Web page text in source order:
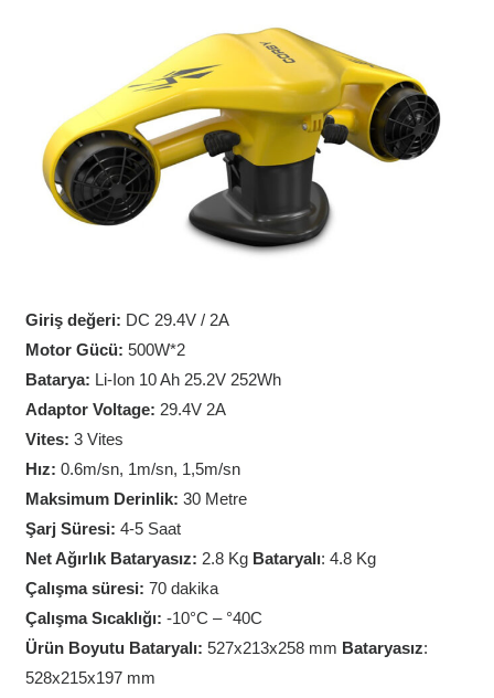
Giriş değeri: DC 29.4V / 2A
Motor Gücü: 500W*2
Batarya: Li-Ion 10 Ah 25.2V 252Wh
Adaptor Voltage: 29.4V 2A
Vites: 3 Vites
Hız: 0.6m/sn, 1m/sn, 1,5m/sn
Maksimum Derinlik: 30 Metre
Şarj Süresi: 4-5 Saat
Net Ağırlık Bataryasız: 2.8 Kg Bataryalı: 4.8 Kg
Çalışma süresi: 70 dakika
Çalışma Sıcaklığı: -10°C – °40C
Ürün Boyutu Bataryalı: 527x213x258 mm Bataryasız:
528x215x197 mm